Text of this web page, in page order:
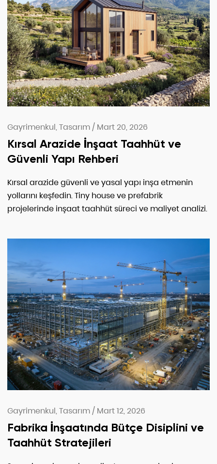
Gayrimenkul, Tasarım/ Mart 20, 2026
Kırsal Arazide İnşaat Taahhüt ve
Güvenli Yapı Rehberi
Kırsal arazide güvenli ve yasal yapı inşa etmenin
yollarını keşfedin. Tiny house ve prefabrik
projelerinde inşaat taahhüt süreci ve maliyet analizi.
Gayrimenkul, Tasarım/ Mart 12, 2026
Fabrika İnşaatında Bütçe Disiplini ve
Taahhüt Stratejileri